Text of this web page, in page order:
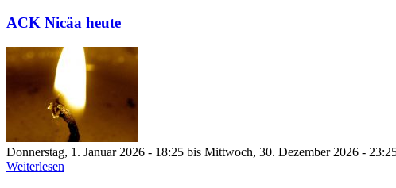
ACK Nicäa heute
Donnerstag, 1. Januar 2026 - 18:25 bis Mittwoch, 30. Dezember 2026 -
Weiterlesen